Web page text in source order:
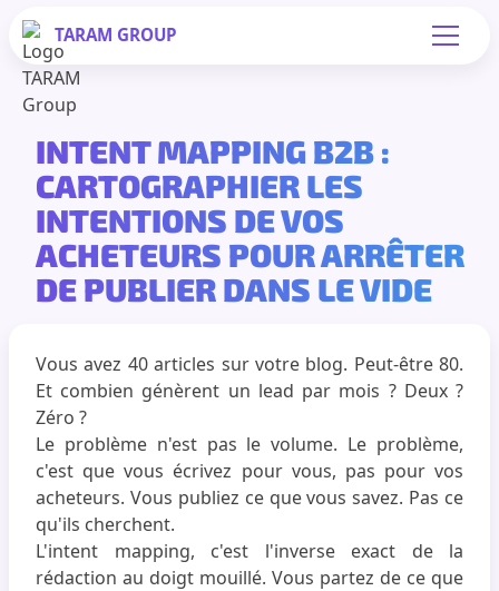
TARAM GROUP
INTENT MAPPING B2B :
CARTOGRAPHIER LES
INTENTIONS DE VOS
ACHETEURS POUR ARRÊTER
DE PUBLIER DANS LE VIDE
Vous avez 40 articles sur votre blog. Peut-être 80.
Et combien génèrent un lead par mois ? Deux ?
Zéro ?
Le problème n'est pas le volume. Le problème,
c'est que vous écrivez pour vous, pas pour vos
acheteurs. Vous publiez ce que vous savez. Pas ce
qu'ils cherchent.
L'intent mapping, c'est l'inverse exact de la
rédaction au doigt mouillé. Vous partez de ce que